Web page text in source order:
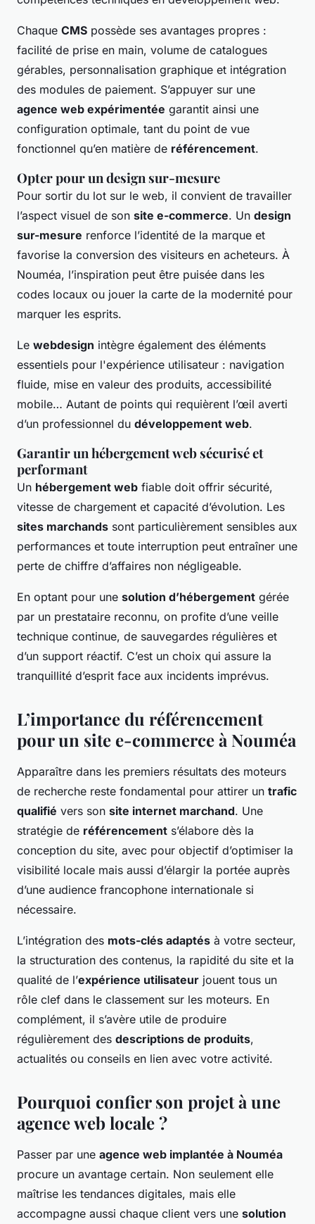
Chaque CMS possède ses avantages propres :
facilité de prise en main, volume de catalogues
gérables, personnalisation graphique et intégration
des modules de paiement. S’appuyer sur une
agence web expérimentée garantit ainsi une
configuration optimale, tant du point de vue
fonctionnel qu’en matière de référencement.
Opter pour un design sur-mesure
Pour sortir du lot sur le web, il convient de travailler
l’aspect visuel de son site e-commerce. Un design
sur-mesure renforce l’identité de la marque et
favorise la conversion des visiteurs en acheteurs. À
Nouméa, l’inspiration peut être puisée dans les
codes locaux ou jouer la carte de la modernité pour
marquer les esprits.
Le webdesign intègre également des éléments
essentiels pour l'expérience utilisateur : navigation
fluide, mise en valeur des produits, accessibilité
mobile… Autant de points qui requièrent l’œil averti
d’un professionnel du développement web.
Garantir un hébergement web sécurisé et
performant
Un hébergement web fiable doit offrir sécurité,
vitesse de chargement et capacité d’évolution. Les
sites marchands sont particulièrement sensibles aux
performances et toute interruption peut entraîner une
perte de chiffre d’affaires non négligeable.
En optant pour une solution d’hébergement gérée
par un prestataire reconnu, on profite d’une veille
technique continue, de sauvegardes régulières et
d’un support réactif. C’est un choix qui assure la
tranquillité d’esprit face aux incidents imprévus.
L’importance du référencement
pour un site e-commerce à Nouméa
Apparaître dans les premiers résultats des moteurs
de recherche reste fondamental pour attirer un trafic
qualifié vers son site internet marchand. Une
stratégie de référencement s’élabore dès la
conception du site, avec pour objectif d’optimiser la
visibilité locale mais aussi d’élargir la portée auprès
d’une audience francophone internationale si
nécessaire.
L’intégration des mots-clés adaptés à votre secteur,
la structuration des contenus, la rapidité du site et la
qualité de l’expérience utilisateur jouent tous un
rôle clef dans le classement sur les moteurs. En
complément, il s’avère utile de produire
régulièrement des descriptions de produits,
actualités ou conseils en lien avec votre activité.
Pourquoi confier son projet à une
agence web locale ?
Passer par une agence web implantée à Nouméa
procure un avantage certain. Non seulement elle
maîtrise les tendances digitales, mais elle
accompagne aussi chaque client vers une solution